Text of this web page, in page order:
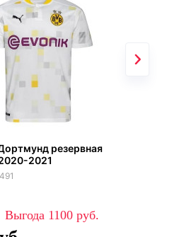
резервная
2021
1100